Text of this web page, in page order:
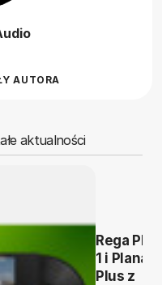
AUTORA
aktualności
Rega
1 i Planar 1
Plus z